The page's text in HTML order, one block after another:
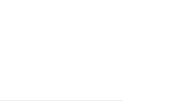
Muara Teweh Tak Tahu Kapan